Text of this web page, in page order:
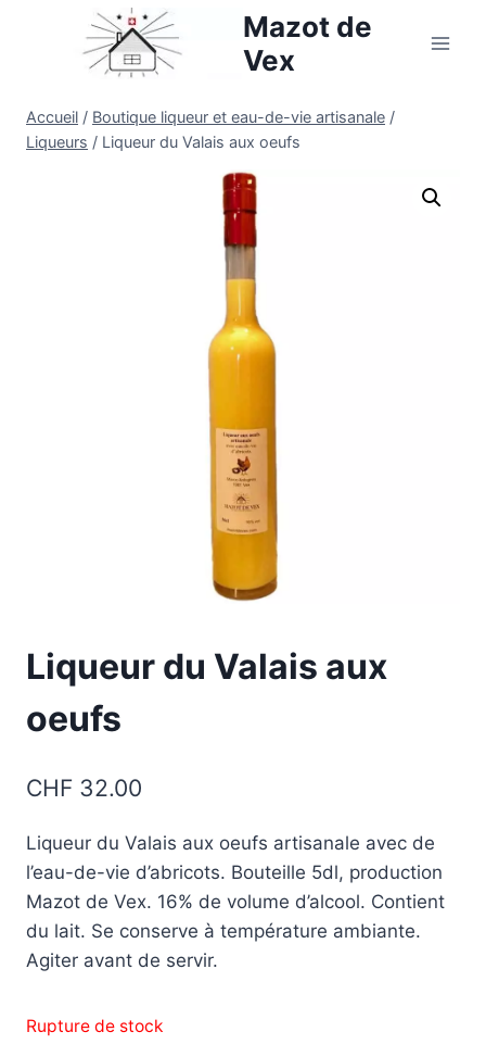
Mazot de
Vex
Accueil / Boutique liqueur et eau-de-vie artisanale /
Liqueurs / Liqueur du Valais aux oeufs
Liqueur du Valais aux
oeufs
CHF 32.00
Liqueur du Valais aux oeufs artisanale avec de
l’eau-de-vie d’abricots. Bouteille 5dl, production
Mazot de Vex. 16% de volume d’alcool. Contient
du lait. Se conserve à température ambiante.
Agiter avant de servir.
Rupture de stock